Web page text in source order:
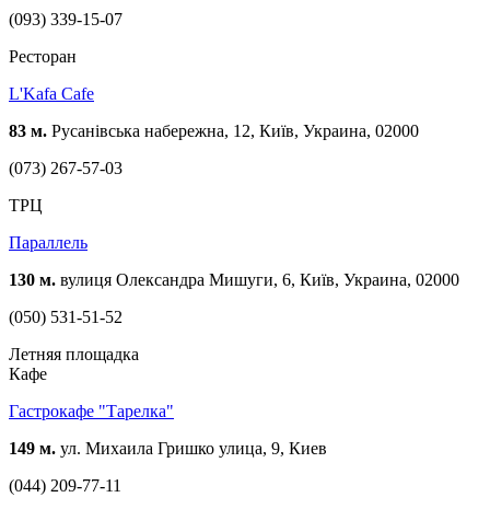
(093) 339-15-07
Ресторан
L'Kafa Cafe
83 м. Русанівська набережна, 12, Київ, Украина, 02000
(073) 267-57-03
ТРЦ
Параллель
130 м. вулиця Олександра Мишуги, 6, Київ, Украина, 02000
(050) 531-51-52
Летняя площадка
Кафе
Гастрокафе "Тарелка"
149 м. ул. Михаила Гришко улица, 9, Киев
(044) 209-77-11